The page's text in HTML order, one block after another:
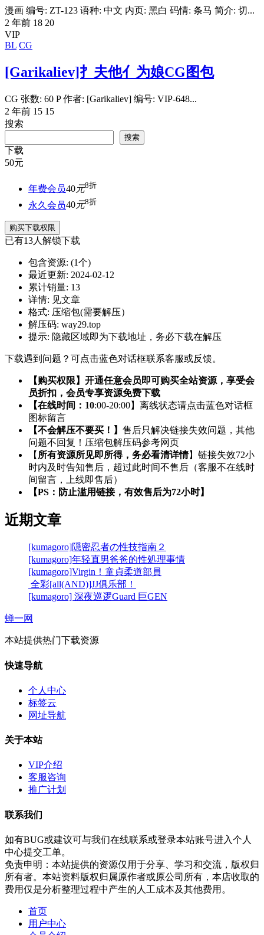
漫画 编号: ZT-123 语种: 中文 内页: 黑白 码情: 条马 简介: 切...
2 年前 18 20
VIP
BL CG
[Garikaliev]扌夫他亻为娘CG图包
CG 张数: 60 P 作者: [Garikaliev] 编号: VIP-648...
2 年前 15 15
搜索
搜索
下载
50元
年费会员40元8折
永久会员40元8折
购买下载权限
已有13人解锁下载
包含资源: (1个)
最近更新: 2024-02-12
累计销量: 13
详情: 见文章
格式: 压缩包(需要解压）
解压码: way29.top
提示: 隐藏区域即为下载地址，务必下载在解压
下载遇到问题？可点击蓝色对话框联系客服或反馈。
【购买权限】开通任意会员即可购买全站资源，享受会
员折扣，会员专享资源免费下载
【在线时间：10:00-20:00】离线状态请点击蓝色对话框
图标留言
【不会解压不要买！】 售后只解决链接失效问题，其他
问题不回复！压缩包解压码参考网页
【 所有资源所见即所得，务必看清详情】链接失效72小
时内及时告知售后，超过此时间不售后（客服不在线时
间留言，上线即售后）
【PS：防止滥用链接，有效售后为72小时】
近期文章
[kumagoro]隠密忍者の性技指南２
[kumagoro]年轻直男爸爸的性処理事情
[kumagoro]Virgin！童貞柔道部員
全彩[all(AND)]JJ俱乐部！
[kumagoro] 深夜巡逻Guard 巨GEN
蝉一网
本站提供热门下载资源
快速导航
个人中心
标签云
网址导航
关于本站
VIP介绍
客服咨询
推广计划
联系我们
如有BUG或建议可与我们在线联系或登录本站账号进入个人
中心提交工单。
免责申明：本站提供的资源仅用于分享、学习和交流，版权归
所有者。本站资料版权归属原作者或原公司所有，本店收取的
费用仅是分析整理过程中产生的人工成本及其他费用。
首页
用户中心